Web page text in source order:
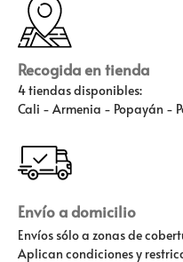
Recogida en tienda
4 tiendas disponibles:
Cali - Armenia - Popayán -
Envío a domicilio
Envíos sólo a zonas de
Aplican condiciones y